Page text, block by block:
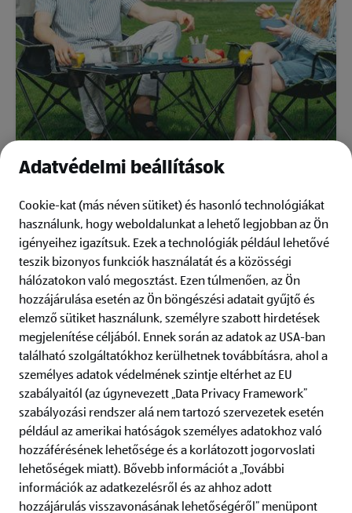
2026.06.11., CSÜTÖRTÖKTŐL
Szabadidő, 🌞 kerti kényelem, 🌱 növények és még több
termék.
Tovább az ajánlathoz
ALDI-ról
Információk
ALDI hírlevél
Iratkozz fel az ALDI hírlevél-szolgáltatására, hogy többé ne
maradj le ajánlatainkról!
Adatvédelmi beállítások
Cookie-kat (más néven sütiket) és hasonló technológiákat
használunk, hogy weboldalunkat a lehető legjobban az Ön
igényeihez igazítsuk. Ezek a technológiák például lehetővé
teszik bizonyos funkciók használatát és a közösségi
hálózatokon való megosztást. Ezen túlmenően, az Ön
hozzájárulása esetén az Ön böngészési adatait gyűjtő és
elemző sütiket használunk, személyre szabott hirdetések
megjelenítése céljából. Ennek során az adatok az USA-ban
található szolgáltatókhoz kerülhetnek továbbításra, ahol a
személyes adatok védelmének szintje eltérhet az EU
szabályaitól (az úgynevezett „Data Privacy Framework”
szabályozási rendszer alá nem tartozó szervezetek esetén
például az amerikai hatóságok személyes adatokhoz való
hozzáférésének lehetősége és a korlátozott jogorvoslati
lehetőségek miatt). Bővebb információt a „További
információk az adatkezelésről és az ahhoz adott
hozzájárulás visszavonásának lehetőségéről” menüpont